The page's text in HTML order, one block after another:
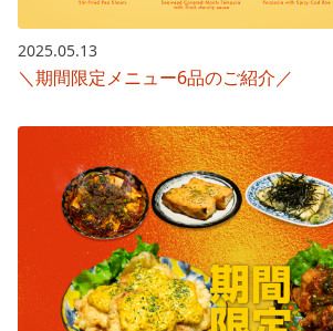
2025.05.13
＼期間限定メニュー6品のご紹介／